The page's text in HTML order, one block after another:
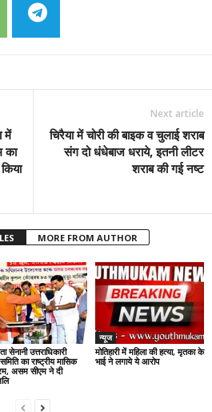
में
का
Next article
चिरैया में चोरी की बाइक व चुलाई शराब
संग दो धंधेबाज धराये, इतनी लीटर
शराब की गई नष्ट
MORE FROM AUTHOR
सेनानी उत्तराधिकारी
का राष्ट्रीय मासिक
असम सीएम ने दी
न्यूज
मोतिहारी में महिला की हत्या, मृतका के
भाई ने लगाये ये आरोप